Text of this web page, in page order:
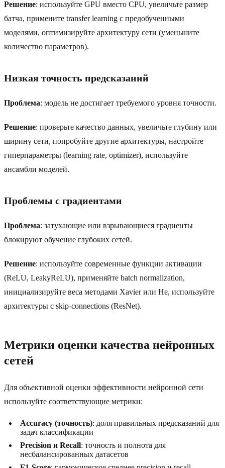
Решение: используйте GPU вместо CPU, увеличьте размер
батча, примените transfer learning с предобученными
моделями, оптимизируйте архитектуру сети (уменьшите
количество параметров).
Низкая точность предсказаний
Проблема: модель не достигает требуемого уровня точности.
Решение: проверьте качество данных, увеличьте глубину или
ширину сети, попробуйте другие архитектуры, настройте
гиперпараметры (learning rate, optimizer), используйте
ансамбли моделей.
Проблемы с градиентами
Проблема: затухающие или взрывающиеся градиенты
блокируют обучение глубоких сетей.
Решение: используйте современные функции активации
(ReLU, LeakyReLU), применяйте batch normalization,
инициализируйте веса методами Xavier или He, используйте
архитектуры с skip-connections (ResNet).
Метрики оценки качества нейронных
сетей
Для объективной оценки эффективности нейронной сети
используйте соответствующие метрики:
Accuracy (точность): доля правильных предсказаний для
задач классификации
Precision и Recall: точность и полнота для
несбалансированных датасетов